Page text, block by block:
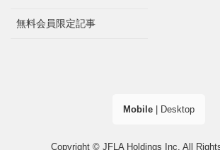
無料会員限定記事
Mobile| Desktop
Copyright © JFLA Holdings Inc. All